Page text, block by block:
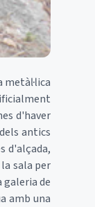
d'haver
antics
d'alçada,
sala per
de
amb una